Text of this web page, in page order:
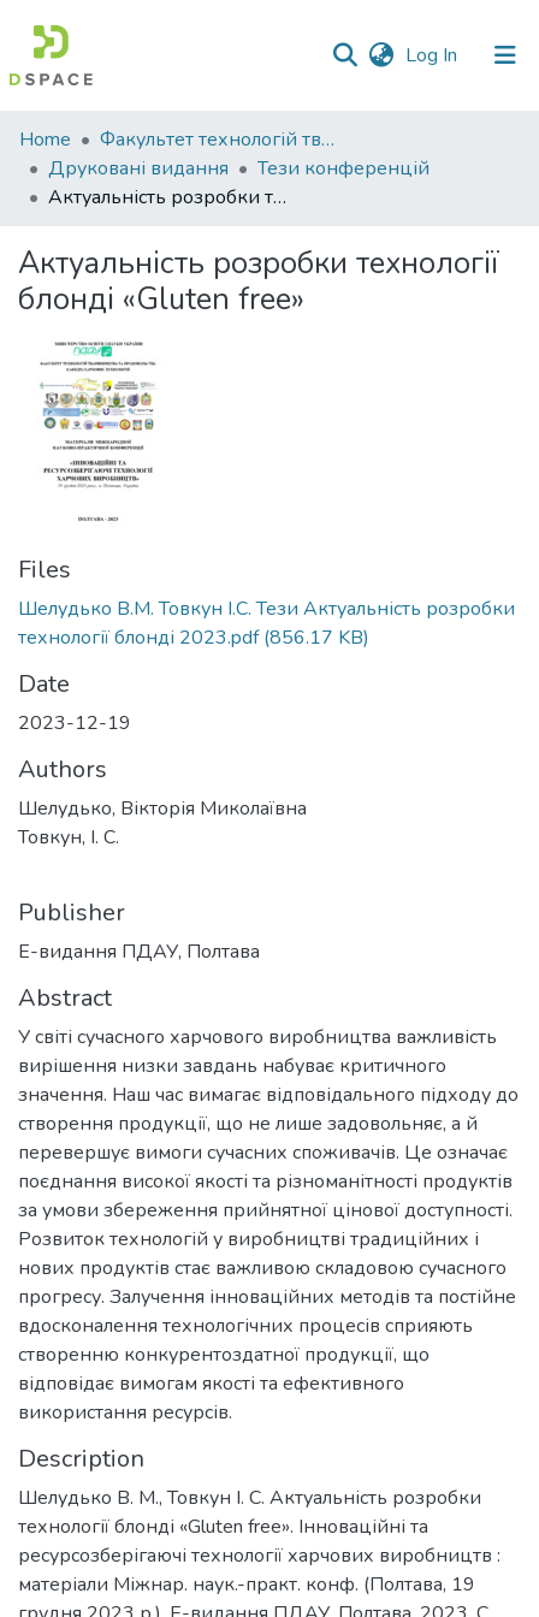
Log In (current)
Communities
&
Collections
Statistics
Home
Факультет технологій тваринництва та продовольства
Друковані видання
Тези конференцій
Актуальність розробки технології блонді «Gluten free»
Актуальність розробки технології
блонді «Gluten free»
Files
Шелудько В.М. Товкун І.С. Тези Актуальність розробки
технології блонді 2023.pdf(856.17 KB)
Date
2023-12-19
Authors
Шелудько, Вікторія Миколаївна
Товкун, І. С.
Publisher
Е-видання ПДАУ, Полтава
Abstract
У світі сучасного харчового виробництва важливість
вирішення низки завдань набуває критичного
значення. Наш час вимагає відповідального підходу до
створення продукції, що не лише задовольняє, а й
перевершує вимоги сучасних споживачів. Це означає
поєднання високої якості та різноманітності продуктів
за умови збереження прийнятної цінової доступності.
Розвиток технологій у виробництві традиційних і
нових продуктів стає важливою складовою сучасного
прогресу. Залучення інноваційних методів та постійне
вдосконалення технологічних процесів сприяють
створенню конкурентоздатної продукції, що
відповідає вимогам якості та ефективного
використання ресурсів.
Description
Шелудько В. М., Товкун І. С. Актуальність розробки
технології блонді «Gluten free». Інноваційні та
ресурсозберігаючі технології харчових виробництв :
матеріали Міжнар. наук.-практ. конф. (Полтава, 19